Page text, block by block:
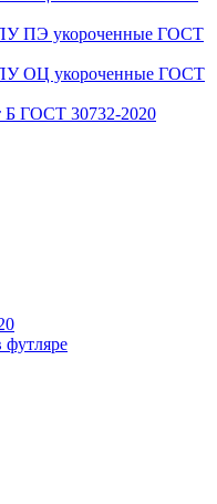
ПЭ укороченные ГОСТ
ОЦ укороченные ГОСТ
ГОСТ 30732-2020
футляре